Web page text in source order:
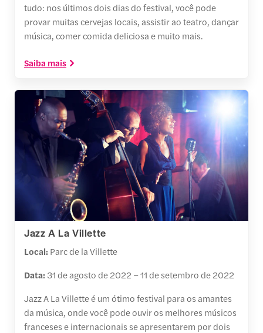
tudo: nos últimos dois dias do festival, você pode
provar muitas cervejas locais, assistir ao teatro, dançar
música, comer comida deliciosa e muito mais.
Saiba mais
Jazz A La Villette
Local: Parc de la Villette
Data: 31 de agosto de 2022 – 11 de setembro de 2022
Jazz A La Villette é um ótimo festival para os amantes
da música, onde você pode ouvir os melhores músicos
franceses e internacionais se apresentarem por dois